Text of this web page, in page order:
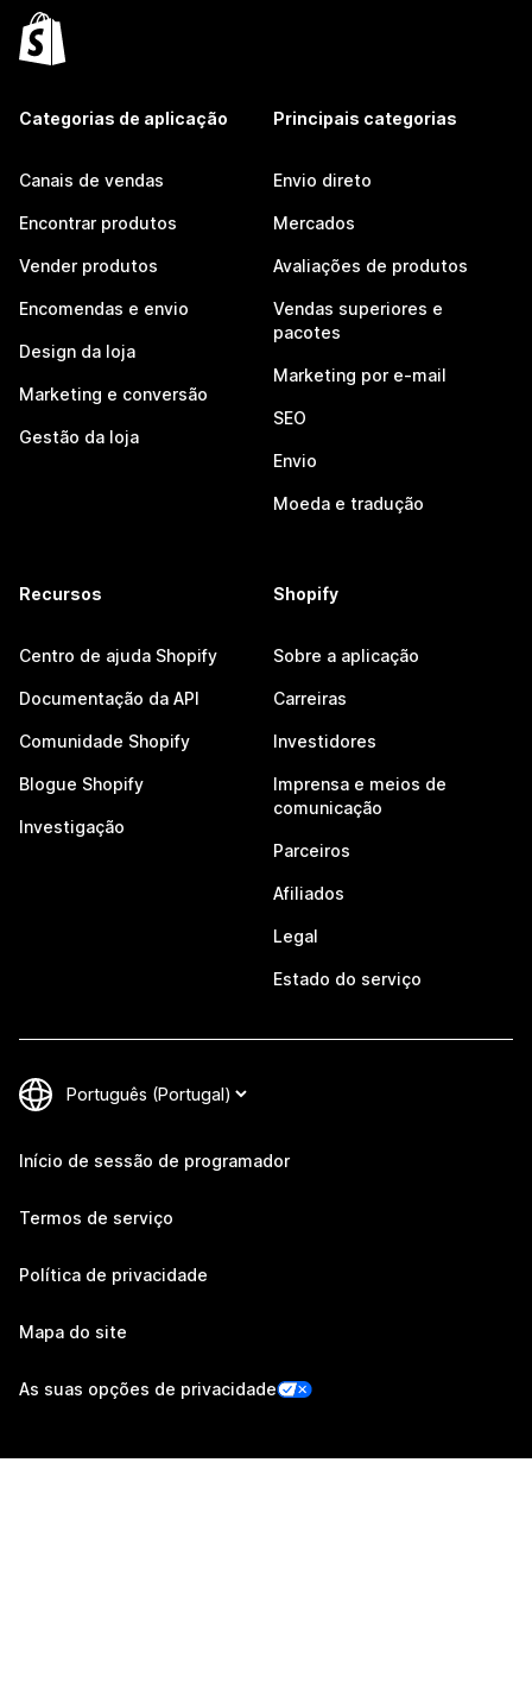
Categorias de aplicação
Canais de vendas
Encontrar produtos
Vender produtos
Encomendas e envio
Design da loja
Marketing e conversão
Gestão da loja
Principais categorias
Envio direto
Mercados
Avaliações de produtos
Vendas superiores e
pacotes
Marketing por e-mail
SEO
Envio
Moeda e tradução
Recursos
Centro de ajuda Shopify
Documentação da API
Comunidade Shopify
Blogue Shopify
Investigação
Shopify
Sobre a aplicação
Carreiras
Investidores
Imprensa e meios de
comunicação
Parceiros
Afiliados
Legal
Estado do serviço
Início de sessão de programador
Termos de serviço
Política de privacidade
Mapa do site
As suas opções de privacidade